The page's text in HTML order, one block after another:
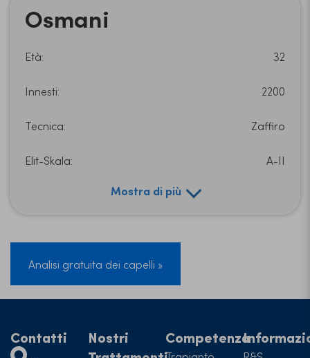
Osmani
Età: 32
Innesti: 2200
Tecnica: Zaffiro
Elit-Skala:
A-II
Mostra di più
Analisi gratuita dei capelli »
Contatti
Nostri
Competenza